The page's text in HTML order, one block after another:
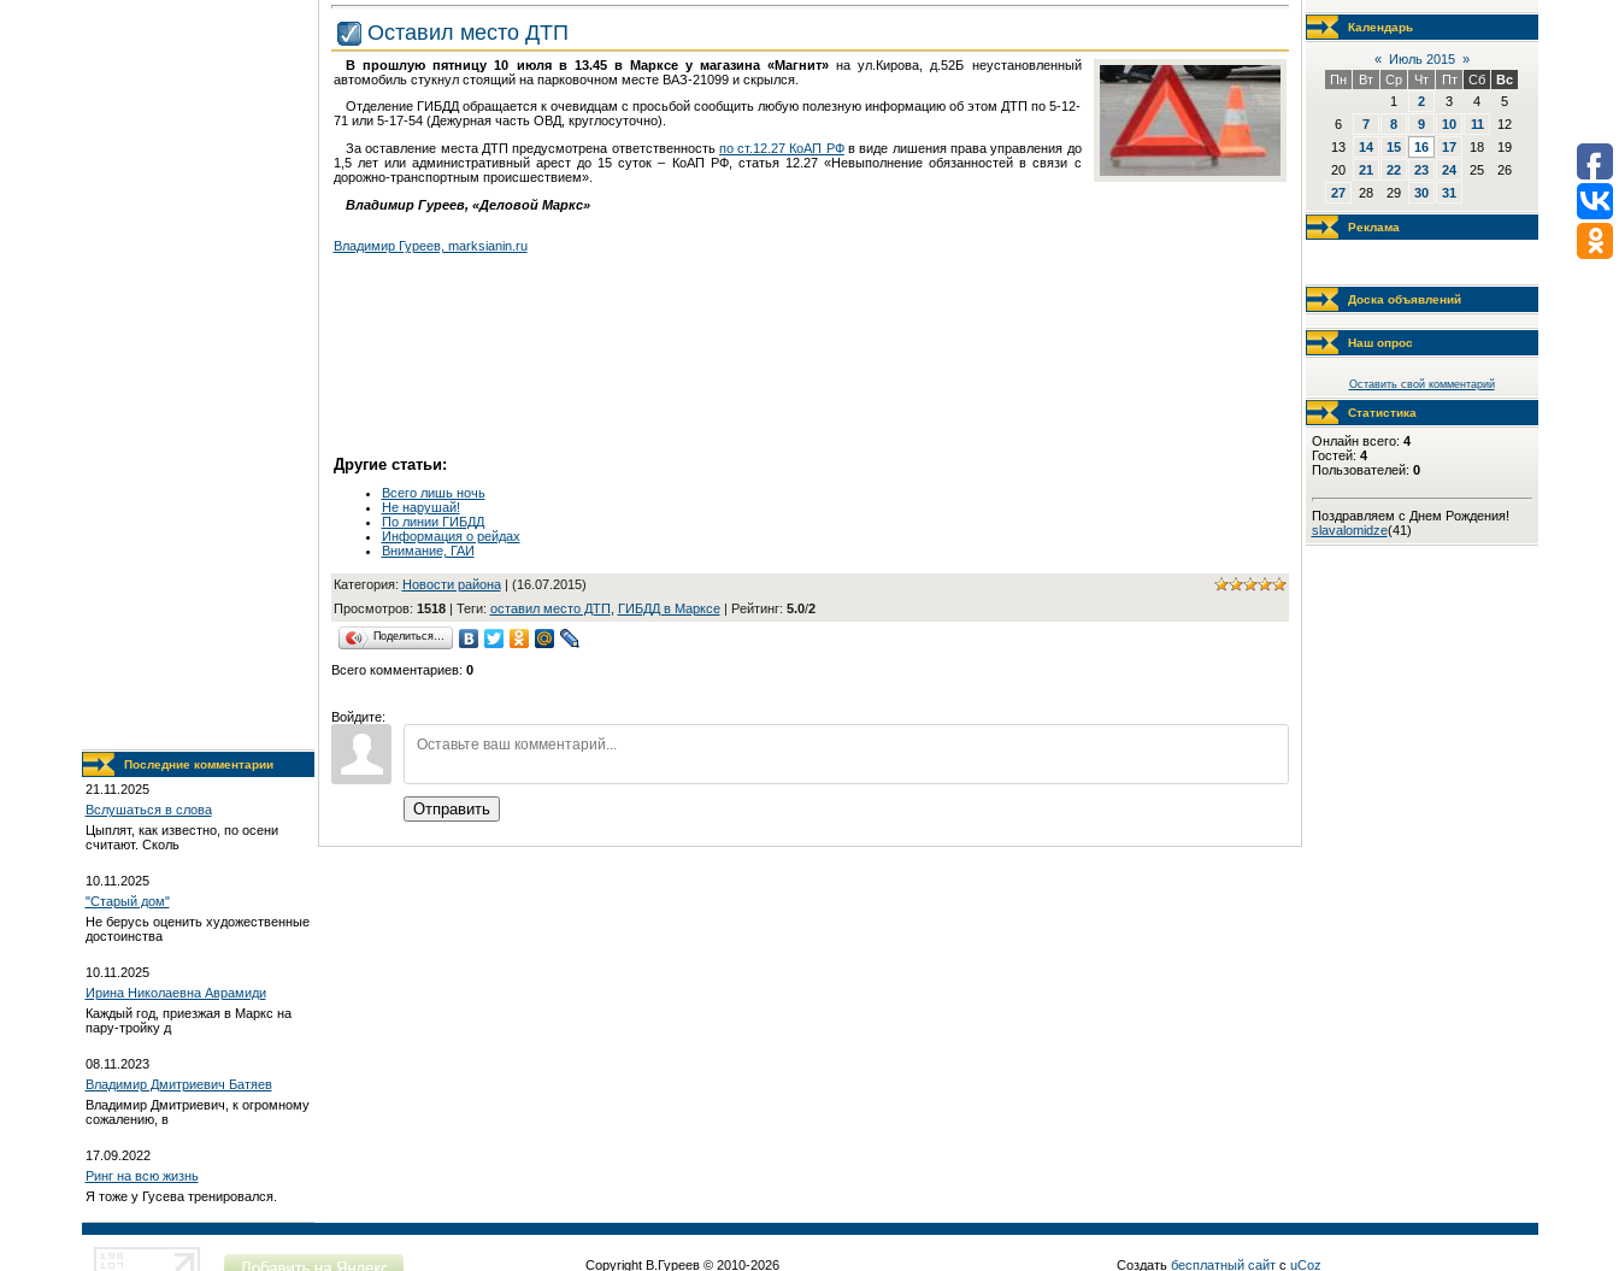
Последние комментарии
21.11.2025
Вслушаться в слова
Цыплят, как известно, по осени
считают. Сколь
10.11.2025
"Старый дом"
Не берусь оценить художественные
достоинства
10.11.2025
Ирина Николаевна Аврамиди
Каждый год, приезжая в Маркс на
пару-тройку д
08.11.2023
Владимир Дмитриевич Батяев
Владимир Дмитриевич, к огромному
сожалению, в
17.09.2022
Ринг на всю жизнь
Я тоже у Гусева тренировался.
Оставил место ДТП
В прошлую пятницу 10 июля в 13.45 в Марксе у магазина «Магнит» на ул.Кирова, д.52Б неустановленный
автомобиль стукнул стоящий на парковочном месте ВАЗ-21099 и скрылся.
Отделение ГИБДД обращается к очевидцам с просьбой сообщить любую полезную информацию об этом ДТП по 5-12-
71 или 5-17-54 (Дежурная часть ОВД, круглосуточно).
За оставление места ДТП предусмотрена ответственность по ст.12.27 КоАП РФв виде лишения права управления до
1,5 лет или административный арест до 15 суток – КоАП РФ, статья 12.27 «Невыполнение обязанностей в связи с
дорожно-транспортным происшествием».
Владимир Гуреев, «Деловой Маркс»
Владимир Гуреев, marksianin.ru
Другие статьи:
Всего лишь ночь
Не нарушай!
По линии ГИБДД
Информация о рейдах
Внимание, ГАИ
Категория: Новости района| (16.07.2015)
Просмотров: 1518| Теги: оставил место ДТП ГИБДД в Марксе| Рейтинг: 5.0/2
Поделиться…
Всего комментариев: 0
Войдите:
Отправить
Календарь
« Июль 2015 »
Пн
Вт Ср Чт Пт Сб
Вс
1
2 3 4
5
6
7 8 9 10 11
12
13
14 15 16 17 18
19
20
21 22 23 24 25
26
27
28 29 30 31
Реклама
Доска объявлений
Наш опрос
Оставить свой комментарий
Статистика
Онлайн всего: 4
Гостей: 4
Пользователей: 0
Поздравляем с Днем Рождения!
slavalomidze(41)
Copyright В.Гуреев © 2010-2026 Создать бесплатный сайт с uCoz